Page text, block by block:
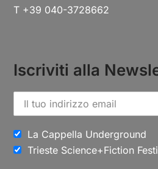
T +39 040-3728662
Iscriviti alla
La Cappella Underground
Trieste Science+Fiction